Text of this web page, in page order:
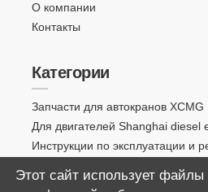
О компании
Контакты
Категории
Запчасти для автокранов XCMG
Для двигателей Shanghai diesel
Инструкции по эксплуатации и
Этот сайт использует